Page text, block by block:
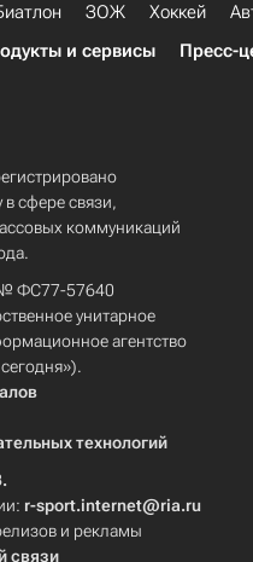
ЗОЖ Хоккей
и сервисы Пресс-
сфере связи,
коммуникаций
№ ФС77-57640
унитарное
агентство
технологий
r-sport.internet@ria.ru
и рекламы
связи